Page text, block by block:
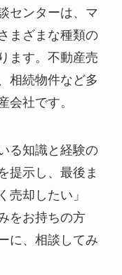
センターは、マ
まざまな種類の
ます。不動産売
相続物件など多
会社です。
る知識と経験の
提示し、最後ま
売却したい」
をお持ちの方
に、相談してみ